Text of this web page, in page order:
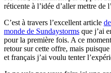
réticente à l’idée d’aller mettre de
C’est à travers l’excellent article
monde de Sundaystorms que j’ai
pour la première fois. A ce
retour sur cette offre, mais
et français j’ai voulu tenter